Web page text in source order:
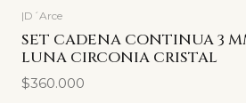
|D´Arce
SET CADENA CONTINUA 3
LUNA CIRCONIA CRISTAL
$360.000